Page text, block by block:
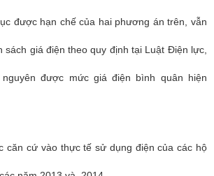
được hạn chế của hai phương án trên, vẫn
giá điện theo quy định tại Luật Điện lực,
được mức giá điện bình quân hiện
căn cứ vào thực tế sử dụng điện của các hộ